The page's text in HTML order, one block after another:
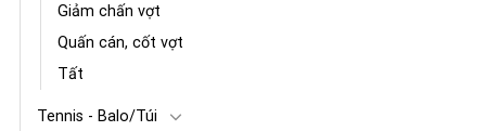
Giảm chấn vợt
Quấn cán, cốt vợt
Tất
Tennis - Balo/Túi